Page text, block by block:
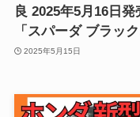
良 2025年5月16日
「スパーダ ブラッ
2025年5月15日